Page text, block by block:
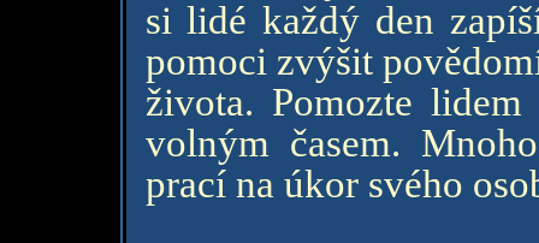
si lidé každý den
pomoci zvýšit
života. Pomozte
volným časem.
prací na úkor svého